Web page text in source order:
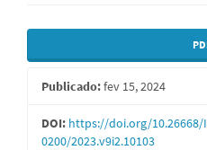
Barra
lateral
de
artigos
Publicado:fev 15, 2024
DOI: https://doi.org/
0200/2023.v9i2.10103